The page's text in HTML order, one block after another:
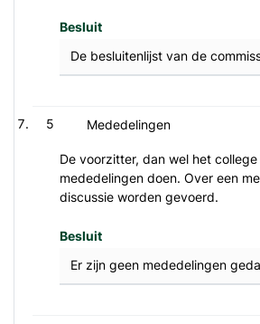
Besluit
De besluitenlijst van de
5 Mededelingen
De voorzitter, dan wel het
mededelingen doen. Over een
discussie worden gevoerd.
Besluit
Er zijn geen mededelingen